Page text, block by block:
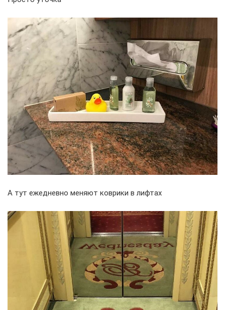
А тут ежедневно меняют коврики в лифтах